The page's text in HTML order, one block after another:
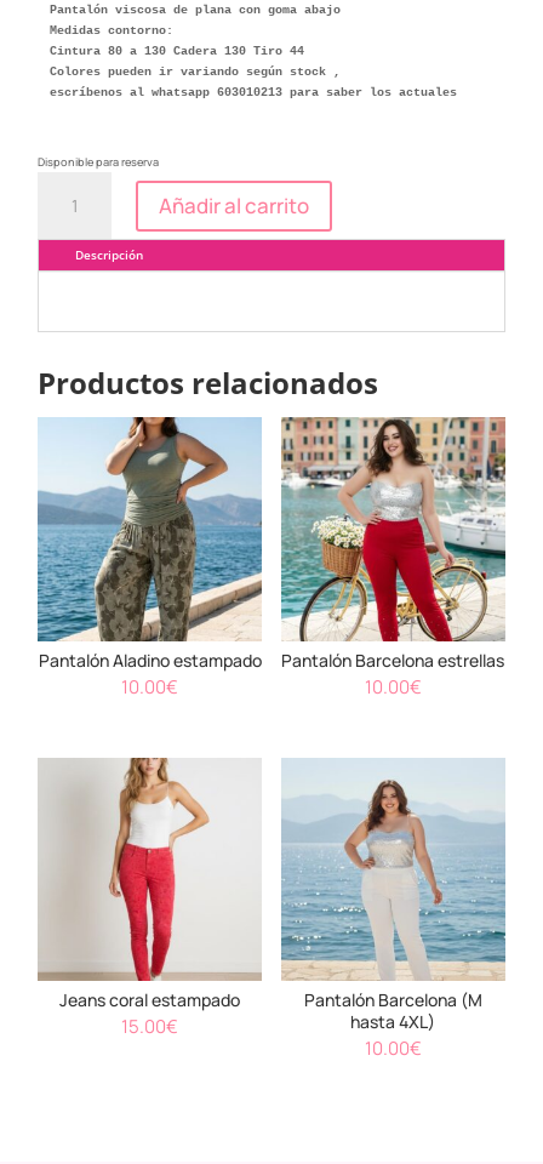
Pantalón viscosa de plana con goma abajo
Medidas contorno:
Cintura 80 a 130 Cadera 130 Tiro 44
Colores pueden ir variando según stock ,
escríbenos al whatsapp 603010213 para saber los actuales
Disponible para reserva
Aladino
cantidad
Añadir al carrito
Descripción
Productos relacionados
Pantalón Aladino estampado
10.00€
Pantalón Barcelona estrellas
10.00€
Jeans coral estampado
15.00€
Pantalón Barcelona (M
hasta 4XL)
10.00€